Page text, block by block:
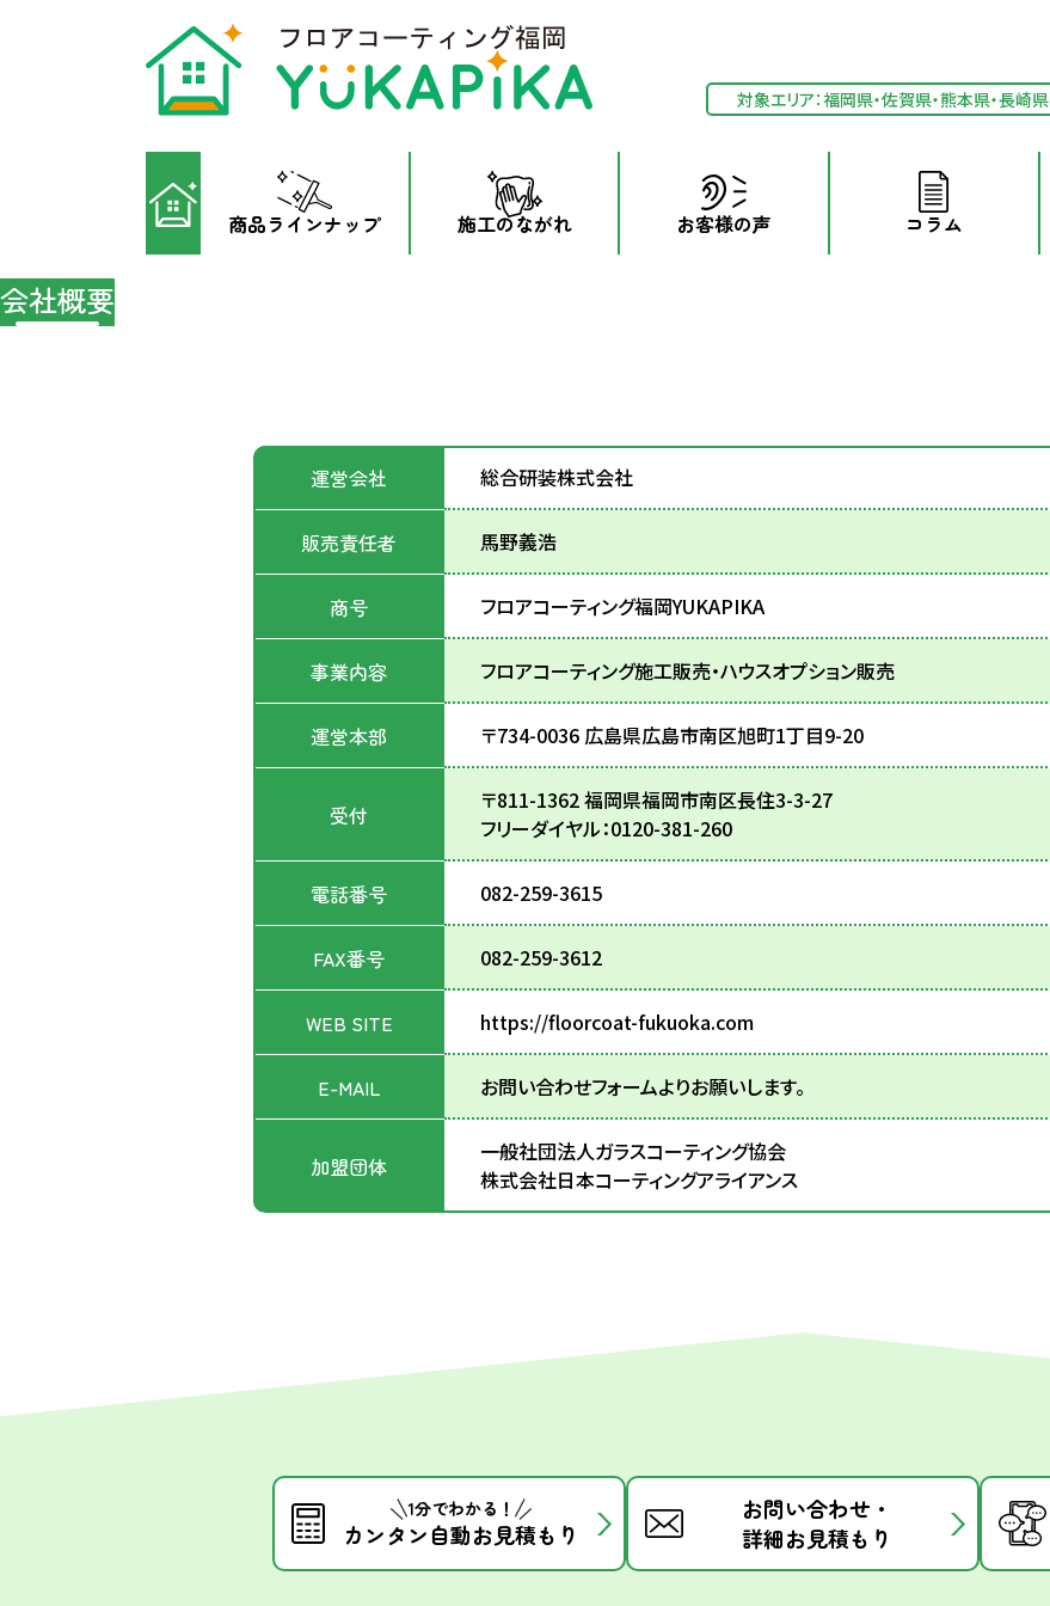
対象エリア：福岡県・佐賀県・熊本県・長崎県
商品ラインナップ
フロアコーティングRevival
抗菌・抗ウイルスガラスコーティングカウンターコーティング
施工のながれ お客様の声 コラム
会社概要
運営会社 総合研装株式会社
販売責任者 馬野義浩
商号 フロアコーティング福岡YUKAPIKA
事業内容 フロアコーティング施工販売・ハウスオプション販売
運営本部 〒734-0036 広島県広島市南区旭町1丁目9-20
受付
〒811-1362 福岡県福岡市南区長住3-3-27
フリーダイヤル：0120-381-260
電話番号 082-259-3615
FAX番号 082-259-3612
WEB SITE https://floorcoat-fukuoka.com
E-MAIL お問い合わせフォームよりお願いします。
加盟団体
一般社団法人ガラスコーティング協会
株式会社日本コーティングアライアンス
1分でわかる！
カンタン自動お見積もり
お問い合わせ・
詳細お見積もり